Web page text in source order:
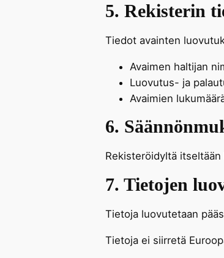
5. Rekisterin
Tiedot avainten
Avaimen haltijan
Luovutus- ja
Avaimien
6.
Rekisteröidyltä
7. Tietojen
Tietoja luovutetaan
Tietoja ei siirretä